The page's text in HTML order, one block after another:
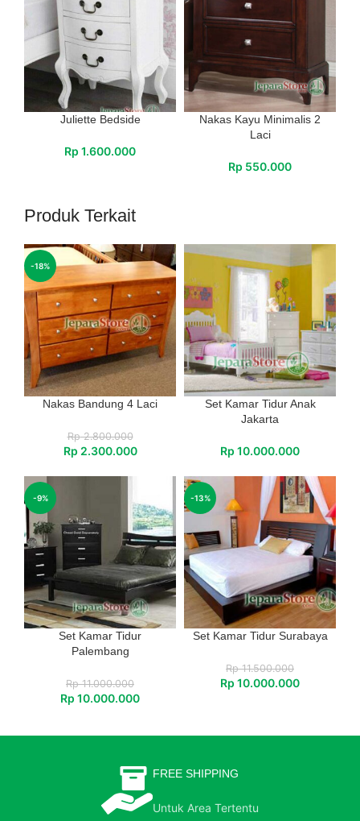
Juliette Bedside
Rp 1.600.000
Nakas Kayu Minimalis 2
Laci
Rp 550.000
Produk Terkait
-18%
Nakas Bandung 4 Laci
Rp2.800.000
Rp 2.300.000
Set Kamar Tidur Anak
Jakarta
Rp 10.000.000
-9%
Set Kamar Tidur
Palembang
Rp11.000.000
Rp 10.000.000
-13%
Set Kamar Tidur Surabaya
Rp11.500.000
Rp 10.000.000
FREE SHIPPING
Untuk Area Tertentu